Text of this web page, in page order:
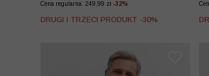
Cena regularna: 249,99 zł -32%
DRUGI I TRZECI PRODUKT -30%